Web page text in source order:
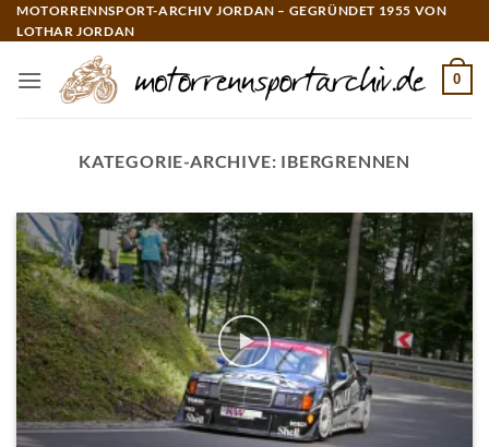
Zum
Inhalt
MOTORRENNSPORT-ARCHIV JORDAN – GEGRÜNDET 1955 VON
LOTHAR JORDAN
0
KATEGORIE-ARCHIVE: IBERGRENNEN